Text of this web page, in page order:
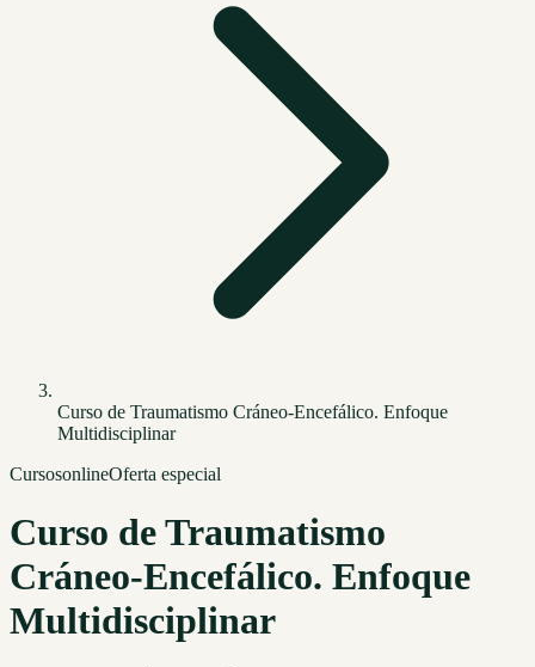
Curso de Traumatismo Cráneo-Encefálico. Enfoque
Multidisciplinar
CursosonlineOferta especial
Curso de Traumatismo
Cráneo-Encefálico. Enfoque
Multidisciplinar